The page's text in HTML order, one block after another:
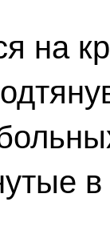
на